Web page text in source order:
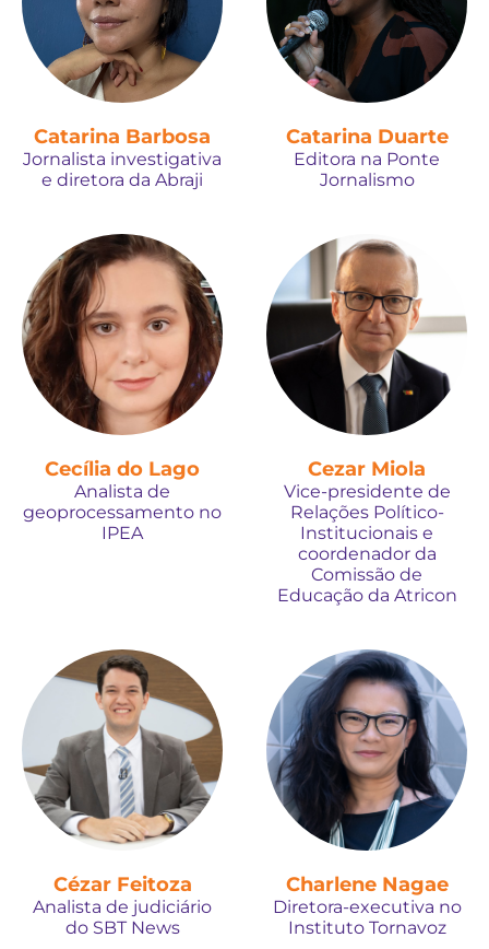
Catarina Barbosa
Jornalista investigativa
e diretora da Abraji
Catarina Duarte
Editora na Ponte
Jornalismo
Cecília do Lago
Analista de
geoprocessamento no
IPEA
Cezar Miola
Vice-presidente de
Relações Político-
Institucionais e
coordenador da
Comissão de
Educação da Atricon
Cézar Feitoza
Analista de judiciário
do SBT News
Charlene Nagae
Diretora-executiva no
Instituto Tornavoz